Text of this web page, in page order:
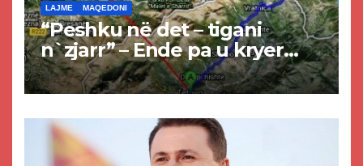
LAJME MAQEDONI
“Peshku në det – tigani
n`zjarr” – Ende pa u kryer
projekti i tunelit, komuna e
Tetovës nis punimet për